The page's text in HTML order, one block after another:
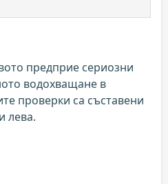
предприе сериозни
водохващане в
проверки са съставени
лева.